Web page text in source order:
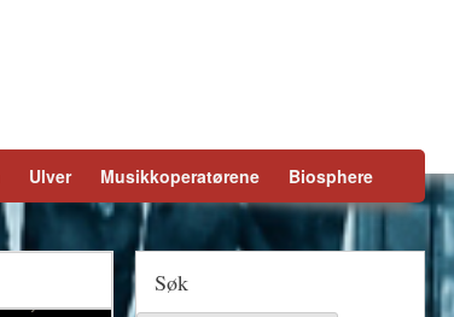
Ulver Musikkoperatørene Biosphere
Søk